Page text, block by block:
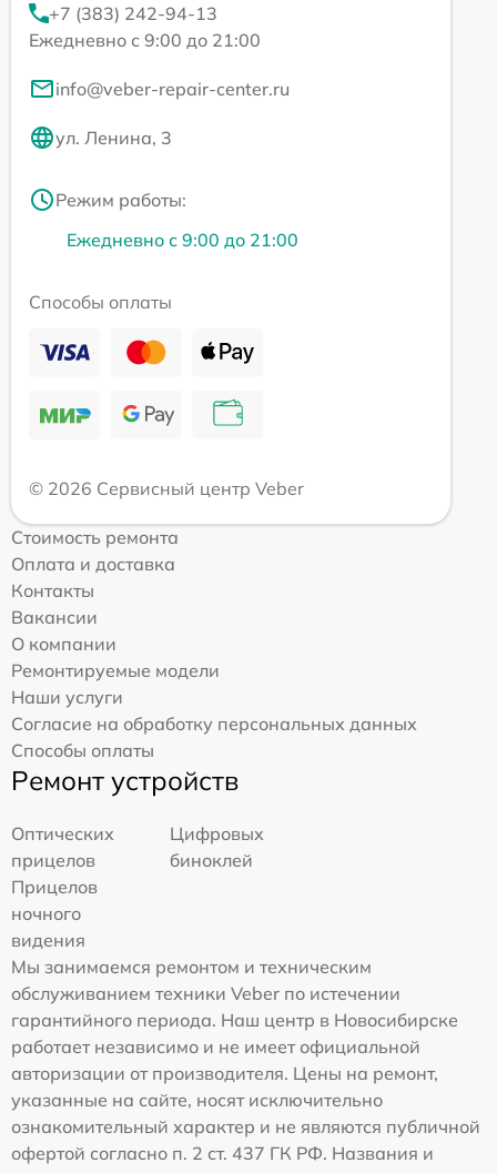
+7 (383) 242-94-13
Ежедневно с 9:00 до 21:00
info@veber-repair-center.ru
ул. Ленина, 3
Режим работы:
Ежедневно с 9:00 до 21:00
Способы оплаты
© 2026 Сервисный центр Veber
Стоимость ремонта
Оплата и доставка
Контакты
Вакансии
О компании
Ремонтируемые модели
Наши услуги
Согласие на обработку персональных данных
Способы оплаты
Ремонт устройств
Оптических
прицелов
Цифровых
биноклей
Прицелов
ночного
видения
Мы занимаемся ремонтом и техническим
обслуживанием техники Veber по истечении
гарантийного периода. Наш центр в Новосибирске
работает независимо и не имеет официальной
авторизации от производителя. Цены на ремонт,
указанные на сайте, носят исключительно
ознакомительный характер и не являются публичной
офертой согласно п. 2 ст. 437 ГК РФ. Названия и